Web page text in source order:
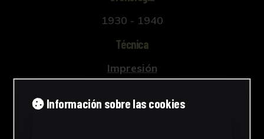
1930 - 1940
Técnica
Impresión
Información sobre las cookies